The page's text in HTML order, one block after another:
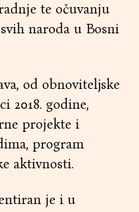
te očuvanju
naroda u Bosni
od obnoviteljske
2018. godine,
projekte i
program
aktivnosti.
je i u